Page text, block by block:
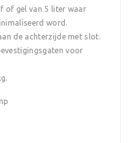
of gel van 5 liter waar
word.
de achterzijde met slot.
voor